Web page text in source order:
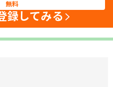
無料
録してみる